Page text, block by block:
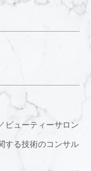
ビューティーサロン
する技術のコンサル